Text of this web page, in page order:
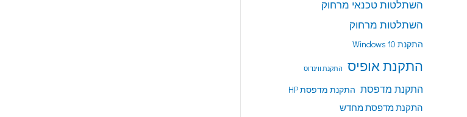
השתלטות טכנאי מרחוק
השתלטות מרחוק
התקנת Windows 10
התקנת אופיס התקנת ווינדוס
התקנת מדפסת התקנת מדפסת HP
התקנת מדפסת מחדש